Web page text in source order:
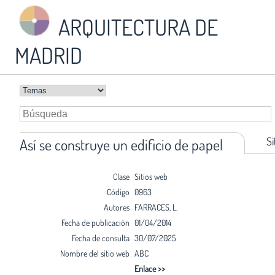
ARQUITECTURA DE
MADRID
Así se construye un edificio de papel
Clase Sitios web
Código 0963
Autores FARRACES, L.
Fecha de publicación 01/04/2014
Fecha de consulta 30/07/2025
Nombre del sitio web ABC
Enlace >>